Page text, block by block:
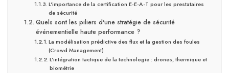
L'importance de la certification E-E-A-T pour les prestataires
de sécurité
Quels sont les piliers d'une stratégie de sécurité
événementielle haute performance ?
La modélisation prédictive des flux et la gestion des foules
(Crowd Management)
L'intégration tactique de la technologie : drones, thermique et
biométrie